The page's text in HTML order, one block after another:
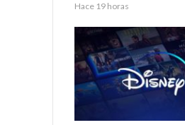
Hace 19 horas